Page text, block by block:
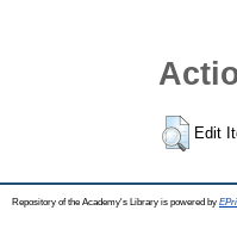
Edit
Repository of the Academy's Library is powered by